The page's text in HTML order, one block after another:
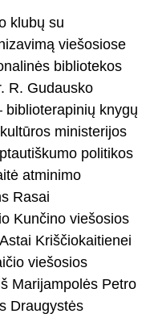
klubų su
viešosiose
bibliotekos
R. Gudausko
biblioterapinių knygų
ministerijos
politikos
atminimo
Rasai
Kunčino viešosios
Kriščiokaitienei
viešosios
Marijampolės Petro
Draugystės